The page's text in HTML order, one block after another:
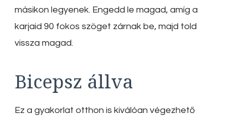
másikon legyenek. Engedd le magad, amíg a
karjaid 90 fokos szöget zárnak be, majd told
vissza magad.
Bicepsz állva
Ez a gyakorlat otthon is kiválóan végezhető